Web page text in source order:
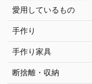
愛用しているもの
手作り
手作り家具
断捨離・収納